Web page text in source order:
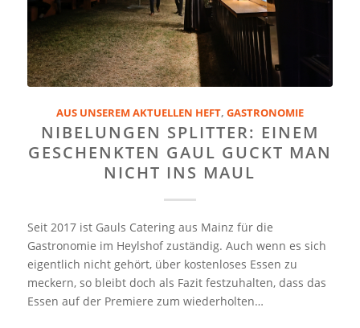
AUS UNSEREM AKTUELLEN HEFT, GASTRONOMIE
NIBELUNGEN SPLITTER: EINEM
GESCHENKTEN GAUL GUCKT MAN
NICHT INS MAUL
Seit 2017 ist Gauls Catering aus Mainz für die
Gastronomie im Heylshof zuständig. Auch wenn es sich
eigentlich nicht gehört, über kostenloses Essen zu
meckern, so bleibt doch als Fazit festzuhalten, dass das
Essen auf der Premiere zum wiederholten…